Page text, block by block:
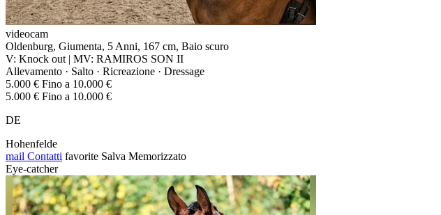
videocam
Oldenburg, Giumenta, 5 Anni, 167 cm, Baio scuro
V: Knock out | MV: RAMIROS SON II
Allevamento · Salto · Ricreazione · Dressage
5.000 € Fino a 10.000 €
5.000 € Fino a 10.000 €
DE
Hohenfelde
mail Contatti favorite Salva Memorizzato
Eye-catcher